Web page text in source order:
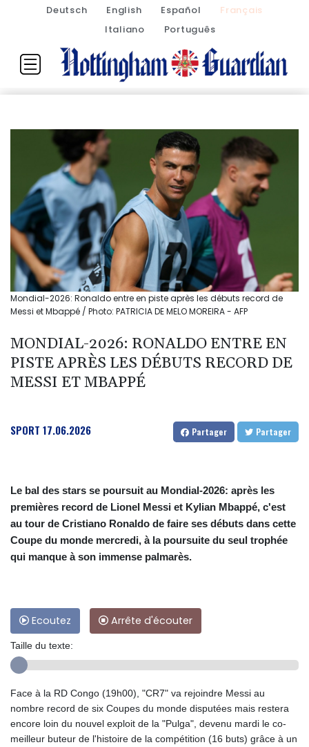
Deutsch English Español
Français
Italiano
Português
Mondial-2026: Ronaldo entre en piste après les débuts record de
Messi et Mbappé / Photo: PATRICIA DE MELO MOREIRA - AFP
MONDIAL-2026: RONALDO ENTRE EN
PISTE APRÈS LES DÉBUTS RECORD DE
MESSI ET MBAPPÉ
SPORT 17.06.2026 Partager Partager
Le bal des stars se poursuit au Mondial-2026: après les
premières record de Lionel Messi et Kylian Mbappé, c'est
au tour de Cristiano Ronaldo de faire ses débuts dans cette
Coupe du monde mercredi, à la poursuite du seul trophée
qui manque à son immense palmarès.
Ecoutez Arrête d'écouter
Taille du texte:
Face à la RD Congo (19h00), "CR7" va rejoindre Messi au
nombre record de six Coupes du monde disputées mais restera
encore loin du nouvel exploit de la "Pulga", devenu mardi le co-
meilleur buteur de l'histoire de la compétition (16 buts) grâce à un